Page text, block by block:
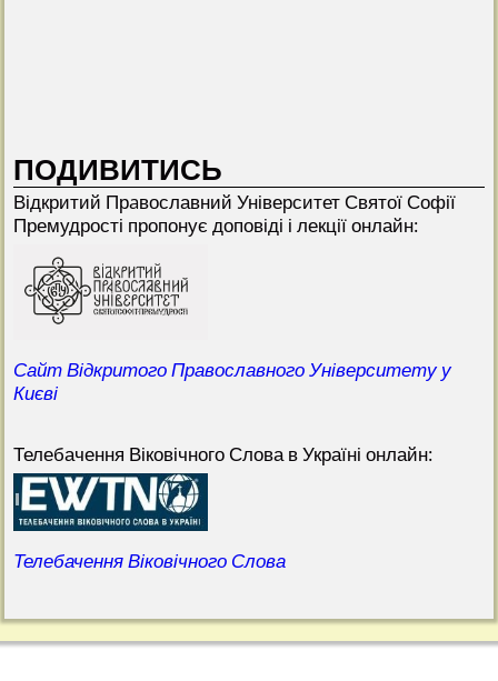
ПОДИВИТИСЬ
Відкритий Прaвославний Університет Святої Софії
Премудрості пропонує доповіді і лекції онлайн:
Сайт Відкритого Православного Університету у
Києві
Телебачення Віковічного Слова в Україні онлайн:
Телебачення Віковічного Слова